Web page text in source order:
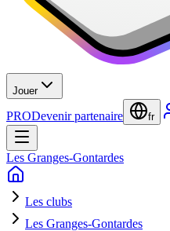
Jouer
PRODevenir partenaire fr
Les Granges-Gontardes
Les clubs
Les Granges-Gontardes